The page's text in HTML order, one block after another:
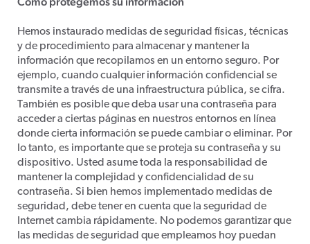
Hemos instaurado medidas de seguridad físicas, técnicas
y de procedimiento para almacenar y mantener la
información que recopilamos en un entorno seguro. Por
ejemplo, cuando cualquier información confidencial se
transmite a través de una infraestructura pública, se cifra.
También es posible que deba usar una contraseña para
acceder a ciertas páginas en nuestros entornos en línea
donde cierta información se puede cambiar o eliminar. Por
lo tanto, es importante que se proteja su contraseña y su
dispositivo. Usted asume toda la responsabilidad de
mantener la complejidad y confidencialidad de su
contraseña. Si bien hemos implementado medidas de
seguridad, debe tener en cuenta que la seguridad de
Internet cambia rápidamente. No podemos garantizar que
las medidas de seguridad que empleamos hoy puedan